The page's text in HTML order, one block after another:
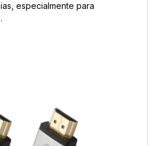
especialmente para